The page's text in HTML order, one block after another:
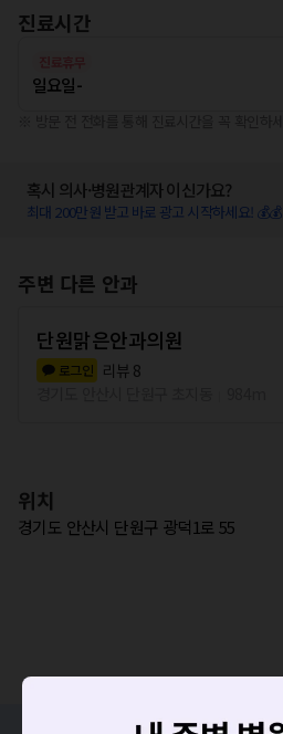
진료시간
일요일-
혹시 의사·병원관계자 이신가요?
최대 200만원 받고 바로 광고 시작하세요! 💰💰
주변 다른 안과
단원맑은안과의원
로그인 리뷰 8
위치
경기도 안산시 단원구 광덕1로 55